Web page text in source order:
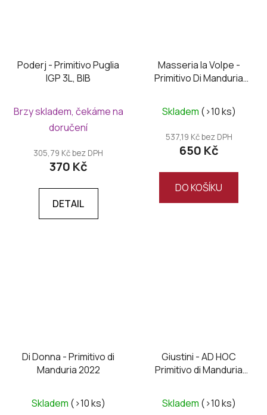
Poderj - Primitivo Puglia
IGP 3L, BIB
hodnocení
produktu
je
5,0
5
Brzy skladem, čekáme na
doručení
305,79 Kč bez DPH
370 Kč
DETAIL
Masseria la Volpe -
Primitivo Di Manduria
Skladem (>10 ks)
537,19 Kč bez DPH
650 Kč
DO KOŠÍKU
Di Donna - Primitivo di
Manduria 2022
Skladem (>10 ks)
Giustini - AD HOC
Primitivo di Manduria
Skladem (>10 ks)